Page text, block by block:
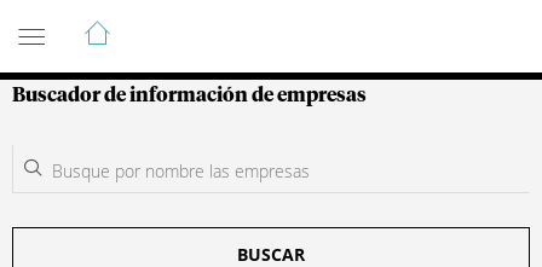
Guía de Empresas Colombianas
Buscador de información de empresas
BUSCAR